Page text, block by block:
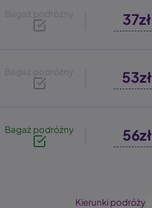
Bagaż podróżny 37zł
Bagaż podróżny 53zł
Bagaż podróżny 56zł
Kierunki podróży